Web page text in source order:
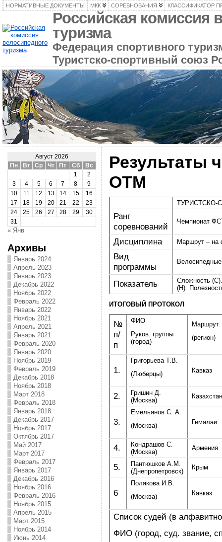
НОРМАТИВНЫЕ ДОКУМЕНТЫ МКК СОРЕВНОВАНИЯ КЛАССИФИКАТОР
Российская комиссия
туризма
Федерация спортивного
Туристско-спортивный союз
Август 2026
Пн
Вт Ср Чт Пт Сб
Вс
1
2
3
4 5 6 7 8
9
10
11 12 13 14 15
16
17
18 19 20 21 22
23
24
25 26 27 28 29
30
31
« Янв
Архивы
Январь 2024
Апрель 2023
Январь 2023
Декабрь 2022
Ноябрь 2022
Февраль 2022
Январь 2022
Ноябрь 2021
Апрель 2021
Январь 2021
Февраль 2020
Январь 2020
Ноябрь 2019
Февраль 2019
Декабрь 2018
Ноябрь 2018
Март 2018
Февраль 2018
Январь 2018
Декабрь 2017
Ноябрь 2017
Октябрь 2017
Май 2017
Март 2017
Февраль 2017
Январь 2017
Декабрь 2016
Ноябрь 2016
Февраль 2016
Ноябрь 2015
Апрель 2015
Март 2015
Ноябрь 2014
Июнь 2014
Результаты
ОТМ
Ранг
соревнований
Чемпионат
Дисциплина Маршрут – на
Вид
программы
Показатель
Сложность
(Н).
ИТОГОВЫЙ ПРОТОКОЛ
№
п/
п
ФИО
Руков. группы
(город)
Маршрут
(регион)
1.
Григорьева Т.В.
(Люберцы)
Кавказ
2.
Гришин Д.
(Москва)
Казахстан
3.
Емельянов С. А.
(Москва)
Гималаи
4.
Кондрашов С.
(Москва)
Армения
5.
Пантюшков А.М.
(Днепропетровск)
Крым
6
Полякова И.В.
(Москва)
Кавказ
Список судей (в
ФИО (город, суд. звание,